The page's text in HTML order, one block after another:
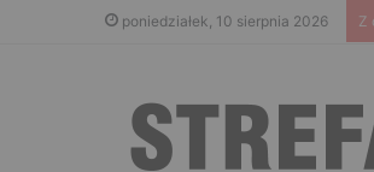
poniedziałek, 10 sierpnia 2026 Z